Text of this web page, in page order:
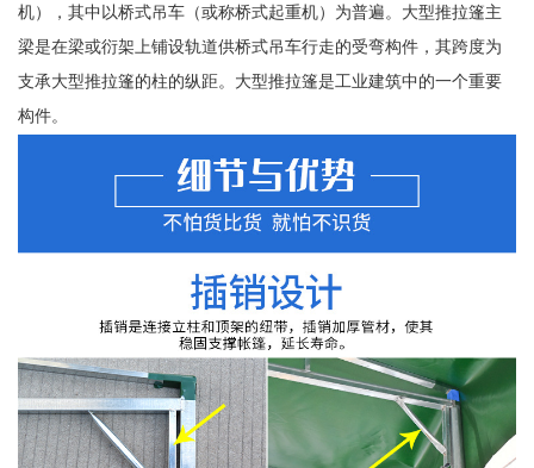
机），其中以桥式吊车（或称桥式起重机）为普遍。大型推拉篷主
梁是在梁或衍架上铺设轨道供桥式吊车行走的受弯构件，其跨度为
支承大型推拉篷的柱的纵距。大型推拉篷是工业建筑中的一个重要
构件。